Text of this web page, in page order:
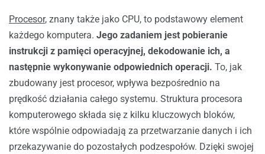
Procesor, znany także jako CPU, to podstawowy element
każdego komputera. Jego zadaniem jest pobieranie
instrukcji z pamięci operacyjnej, dekodowanie ich, a
następnie wykonywanie odpowiednich operacji. To, jak
zbudowany jest procesor, wpływa bezpośrednio na
prędkość działania całego systemu. Struktura procesora
komputerowego składa się z kilku kluczowych bloków,
które wspólnie odpowiadają za przetwarzanie danych i ich
przekazywanie do pozostałych podzespołów. Dzięki swojej